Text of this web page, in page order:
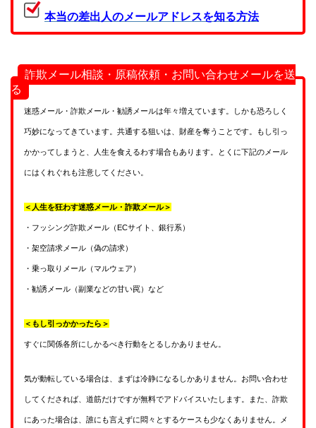
本当の差出人のメールアドレスを知る方法
詐欺メール相談・原稿依頼・お問い合わせメールを送
る
迷惑メール・詐欺メール・勧誘メールは年々増えています。しかも恐ろしく
巧妙になってきています。共通する狙いは、財産を奪うことです。もし引っ
かかってしまうと、人生を食えるわす場合もあります。とくに下記のメール
にはくれぐれも注意してください。
＜人生を狂わす迷惑メール・詐欺メール＞
・フッシング詐欺メール（ECサイト、銀行系）
・架空請求メール（偽の請求）
・乗っ取りメール（マルウェア）
・勧誘メール（副業などの甘い罠）など
＜もし引っかかったら＞
すぐに関係各所にしかるべき行動をとるしかありません。
気が動転している場合は、まずは冷静になるしかありません。お問い合わせ
してくだされば、道筋だけですが無料でアドバイスいたします。また、詐欺
にあった場合は、誰にも言えずに悶々とするケースも少なくありません。メ